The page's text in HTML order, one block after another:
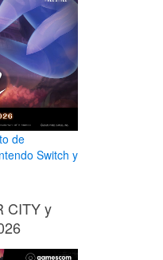
de
Switch y
CITY y